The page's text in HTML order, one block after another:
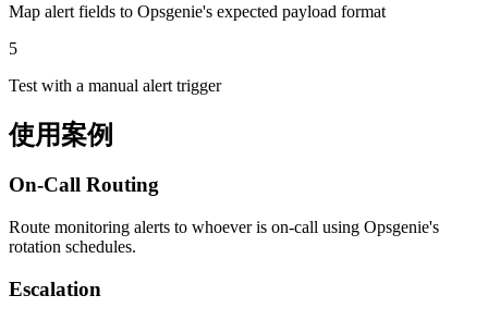
Map alert fields to Opsgenie's expected payload format
5
Test with a manual alert trigger
使用案例
On-Call Routing
Route monitoring alerts to whoever is on-call using Opsgenie's
rotation schedules.
Escalation